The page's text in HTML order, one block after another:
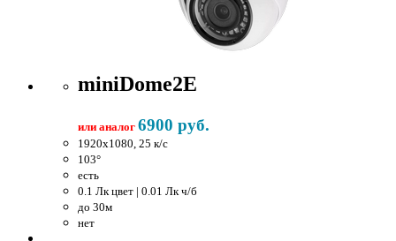
miniDome2E
или аналог 6900 руб.
1920x1080, 25 к/c
103°
есть
0.1 Лк цвет | 0.01 Лк ч/б
до 30м
нет